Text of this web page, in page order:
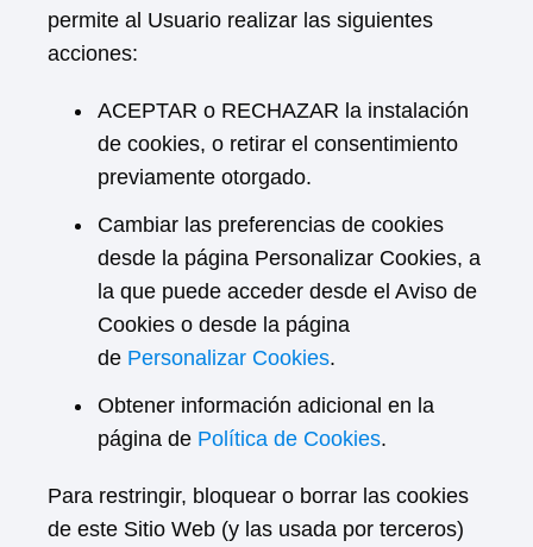
permite al Usuario realizar las siguientes
acciones:
ACEPTAR o RECHAZAR la instalación
de cookies, o retirar el consentimiento
previamente otorgado.
Cambiar las preferencias de cookies
desde la página Personalizar Cookies, a
la que puede acceder desde el Aviso de
Cookies o desde la página
de Personalizar Cookies.
Obtener información adicional en la
página de Política de Cookies.
Para restringir, bloquear o borrar las cookies
de este Sitio Web (y las usada por terceros)